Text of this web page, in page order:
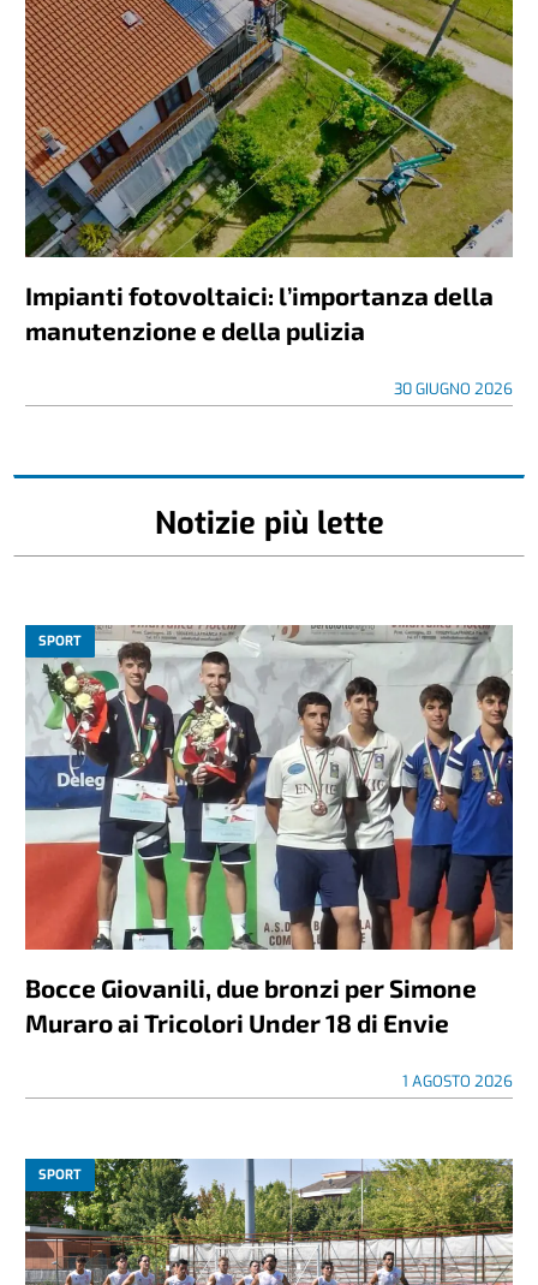
Impianti fotovoltaici: l’importanza della
manutenzione e della pulizia
30 GIUGNO 2026
Notizie più lette
SPORT
Bocce Giovanili, due bronzi per Simone
Muraro ai Tricolori Under 18 di Envie
1 AGOSTO 2026
SPORT